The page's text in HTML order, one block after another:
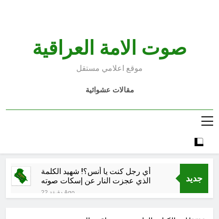
صوت الامة العراقية
موقع اعلامي مستقل
مقالات عشوائية
جديد
أي رجل كنت يا أنس؟! شهيد الكلمة
الذي عجزت النار عن إسكات صوته
22 دقيقة Ago